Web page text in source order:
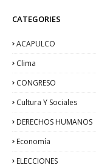
CATEGORIES
ACAPULCO
Clima
CONGRESO
Cultura Y Sociales
DERECHOS HUMANOS
Economía
ELECCIONES